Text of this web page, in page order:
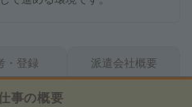
・登録 派遣会社概要
事の概要